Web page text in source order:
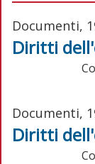
Documenti,
Diritti
Documenti,
Diritti